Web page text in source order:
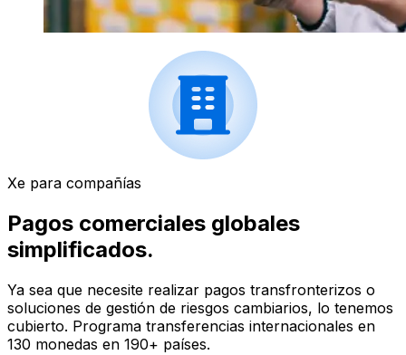
Xe para compañías
Pagos comerciales globales
simplificados.
Ya sea que necesite realizar pagos transfronterizos o
soluciones de gestión de riesgos cambiarios, lo tenemos
cubierto. Programa transferencias internacionales en
130 monedas en 190+ países.